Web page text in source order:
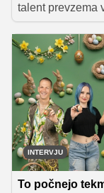
talent prevzema
svežino,
kako so videti
snemanj.
INTERVJU
To počnejo